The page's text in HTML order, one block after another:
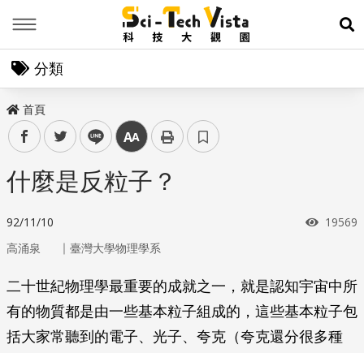
展
分類
首頁
facebooktwitter line 中
什麼是反粒子？
92/11/10 瀏覽次
19569
高涌泉 ｜ 臺灣大學物理學系
二十世紀物理學最重要的成就之一，就是認知宇宙中所
有的物質都是由一些基本粒子組成的，這些基本粒子包
括大家常聽到的電子、光子、夸克（夸克還分很多種